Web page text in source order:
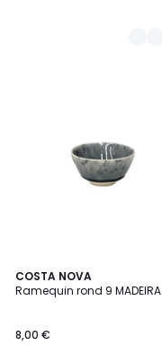
COSTA NOVA
Ramequin rond 9 MADEIRA
8,00 €
2
Couleurs